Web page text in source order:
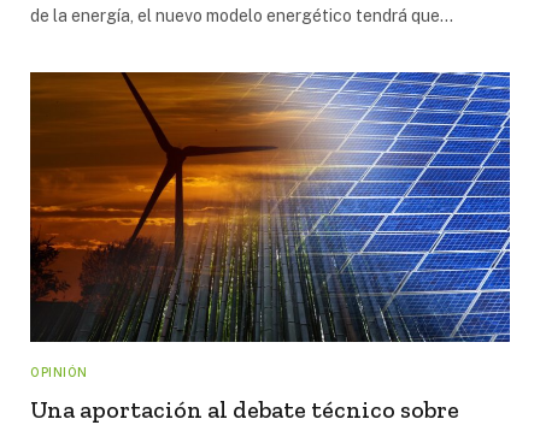
de la energía, el nuevo modelo energético tendrá que…
OPINIÓN
Una aportación al debate técnico sobre